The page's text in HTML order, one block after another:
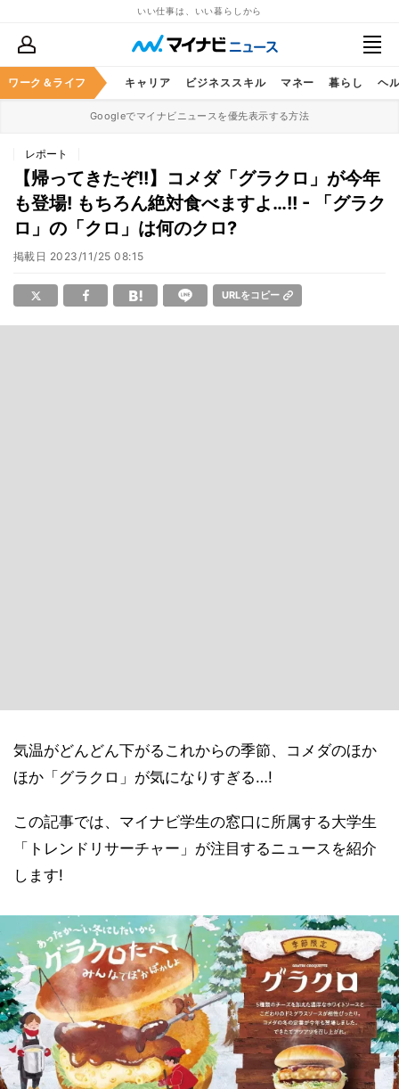
いい仕事は、いい暮らしから
ワーク＆ライフ キャリア ビジネススキル マネー 暮らし ヘ
Googleでマイナビニュースを優先表示する方法
レポート
【帰ってきたぞ!!】コメダ「グラクロ」が今年
も登場! もちろん絶対食べますよ…!! - 「グラク
ロ」の「クロ」は何のクロ?
掲載日 2023/11/25 08:15
URLをコピー
気温がどんどん下がるこれからの季節、コメダのほか
ほか「グラクロ」が気になりすぎる…!
この記事では、マイナビ学生の窓口に所属する大学生
「トレンドリサーチャー」が注目するニュースを紹介
します!